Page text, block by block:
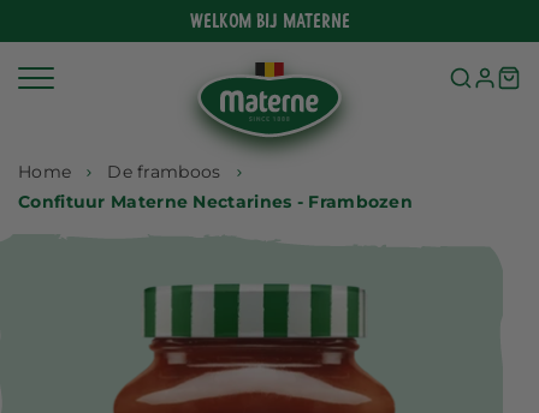
content
Welkom bij Materne
Home
De framboos
Confituur Materne Nectarines - Frambozen